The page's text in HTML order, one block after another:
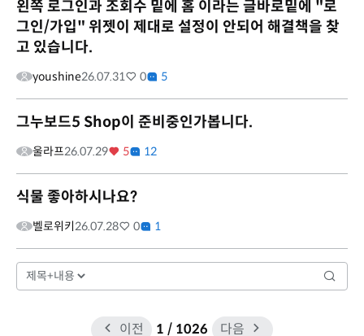
왼쪽 로그인과 조회수 밑에 홈 이라는 글바로밑에 "로
그인/가입" 위젯이 제대로 설정이 안되어 해결책을 찾
고 있습니다.
youshine26.07.31 0 5
그누보드5 Shop이 준비중인가봅니다.
울라프26.07.29 5 12
식물 좋아하시나요?
벨로위키26.07.28 0 1
이전 1 / 1026 다음